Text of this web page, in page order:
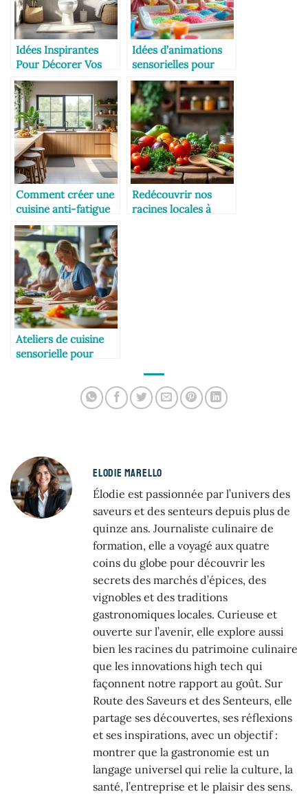
Idées Inspirantes
Pour Décorer Vos
Toilettes
Idées d’animations
sensorielles pour
enfants
Comment créer une
cuisine anti-fatigue
au quotidien
Redécouvrir nos
racines locales à
Ateliers de cuisine
sensorielle pour
ELODIE MARELLO
Élodie est passionnée par l’univers des
saveurs et des senteurs depuis plus de
quinze ans. Journaliste culinaire de
formation, elle a voyagé aux quatre
coins du globe pour découvrir les
secrets des marchés d’épices, des
vignobles et des traditions
gastronomiques locales. Curieuse et
ouverte sur l’avenir, elle explore aussi
bien les racines du patrimoine culinaire
que les innovations high tech qui
façonnent notre rapport au goût. Sur
Route des Saveurs et des Senteurs, elle
partage ses découvertes, ses réflexions
et ses inspirations, avec un objectif :
montrer que la gastronomie est un
langage universel qui relie la culture, la
santé, l’entreprise et le plaisir des sens.